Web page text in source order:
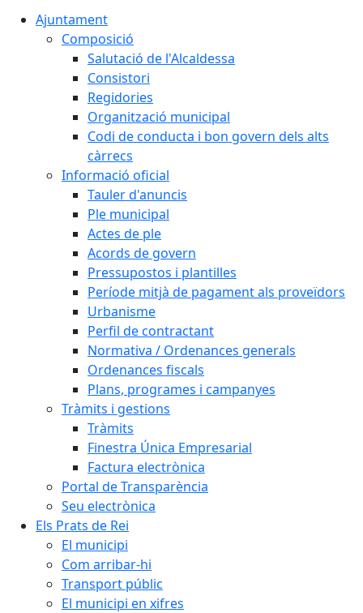
Ajuntament
Composició
Salutació de l'Alcaldessa
Consistori
Regidories
Organització municipal
Codi de conducta i bon govern dels alts
càrrecs
Informació oficial
Tauler d'anuncis
Ple municipal
Actes de ple
Acords de govern
Pressupostos i plantilles
Període mitjà de pagament als proveïdors
Urbanisme
Perfil de contractant
Normativa / Ordenances generals
Ordenances fiscals
Plans, programes i campanyes
Tràmits i gestions
Tràmits
Finestra Única Empresarial
Factura electrònica
Portal de Transparència
Seu electrònica
Els Prats de Rei
El municipi
Com arribar-hi
Transport públic
El municipi en xifres